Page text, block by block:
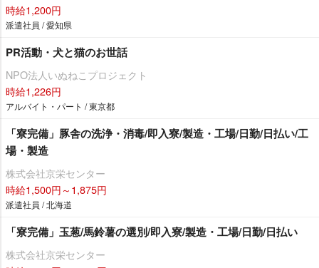
時給1,200円
派遣社員 / 愛知県
PR活動・犬と猫のお世話
NPO法人いぬねこプロジェクト
時給1,226円
アルバイト・パート / 東京都
「寮完備」豚舎の洗浄・消毒/即入寮/製造・工場/日勤/日払い/工
場・製造
株式会社京栄センター
時給1,500円～1,875円
派遣社員 / 北海道
「寮完備」玉葱/馬鈴薯の選別/即入寮/製造・工場/日勤/日払い
株式会社京栄センター